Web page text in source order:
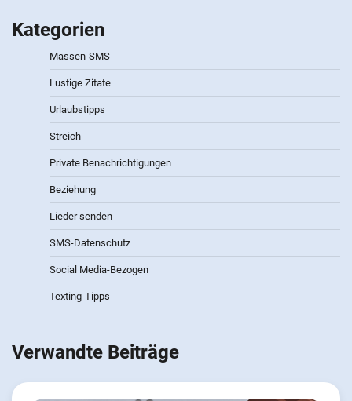
Kategorien
Massen-SMS
Lustige Zitate
Urlaubstipps
Streich
Private Benachrichtigungen
Beziehung
Lieder senden
SMS-Datenschutz
Social Media-Bezogen
Texting-Tipps
Verwandte Beiträge